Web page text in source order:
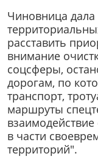
Чиновница дала
расставить
внимание
соцсферы,
дорогам, по
транспорт,
маршруты
в части
территорий".